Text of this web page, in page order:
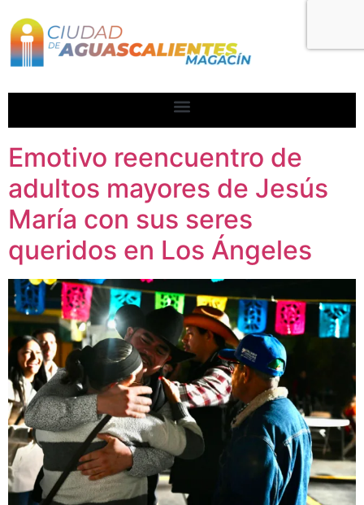
Emotivo reencuentro de
adultos mayores de Jesús
María con sus seres
queridos en Los Ángeles